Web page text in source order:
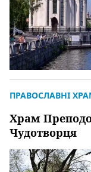
Храм
Чудотворця
ПРАВОСЛАВНІ